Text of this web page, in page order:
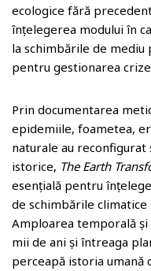
ecologice fără
înțelegerea modului în
la schimbările de
pentru gestionarea
Prin documentarea
epidemiile, foametea,
naturale au
istorice, The Earth
esențială pentru
de schimbările climatice
Amploarea temporală
mii de ani și întreaga
perceapă istoria umană